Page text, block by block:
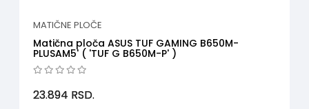
MATIČNE PLOČE
Matična ploča ASUS TUF GAMING B650M-
PLUSAM5' ( 'TUF G B650M-P' )
23.894 RSD.